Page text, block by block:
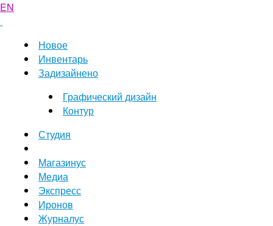
EN
Новое
Инвентарь
Задизайнено
Графический дизайн
Контур
Студия
Магазинус
Медиа
Экспресс
Иронов
Журналус